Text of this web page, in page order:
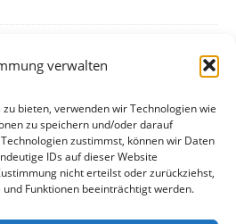
verwalten
bieten, verwenden wir Technologien wie
zu speichern und/oder darauf
zustimmst, können wir Daten
IDs auf dieser Website
nicht erteilst oder zurückziehst,
Funktionen beeinträchtigt werden.